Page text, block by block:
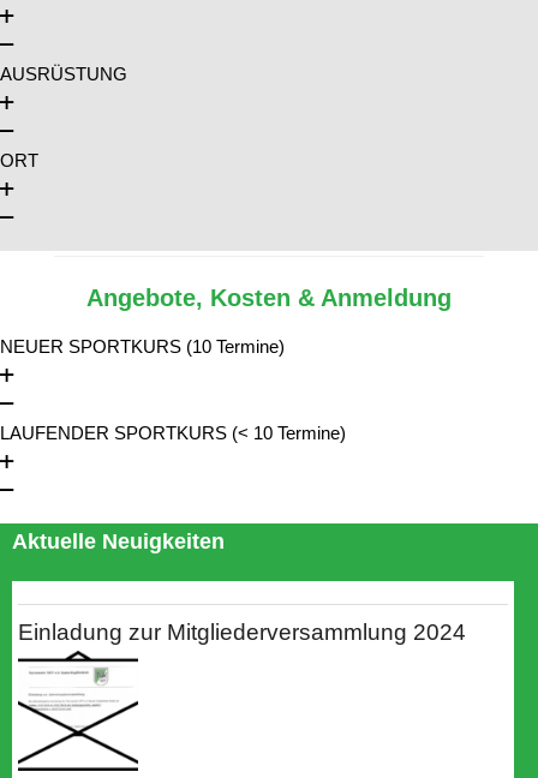
AUSRÜSTUNG
ORT
Angebote, Kosten & Anmeldung
NEUER SPORTKURS (10 Termine)
LAUFENDER SPORTKURS (< 10 Termine)
Aktuelle Neuigkeiten
Einladung zur Mitgliederversammlung 2024